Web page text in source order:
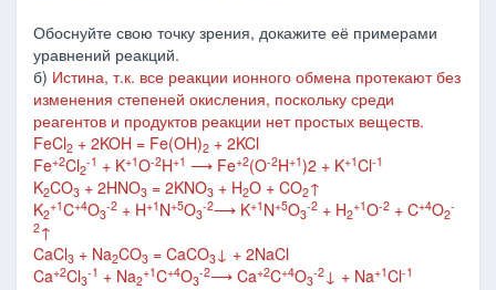
Обоснуйте свою точку зрения, докажите её примерами
уравнений реакций.
б) Истина, т.к. все реакции ионного обмена протекают без
изменения степеней окисления, поскольку среди
реагентов и продуктов реакции нет простых веществ.
FeCl2 + 2KOH = Fe(OH)2 + 2KCl
Fe+2Cl2
-1 + K+1O-2H+1 ⟶ Fe+2(O-2H+1)2 + K+1Cl-1
K2CO3 + 2HNO3 = 2KNO3 + H2O + CO2↑
K2
+1C+4O3
-2 + H+1 N+5O3
-2⟶ K+1 N+5O3
-2 + H2
+1O-2 + C+4O2
-
2↑
CaCl3 + Na2CO3 = CaCO3↓ + 2NaCl
Ca+2Cl3
-1 + Na2
+1C+4O3
-2⟶ Ca+2C+4O3
-2↓ + Na+1Cl-1